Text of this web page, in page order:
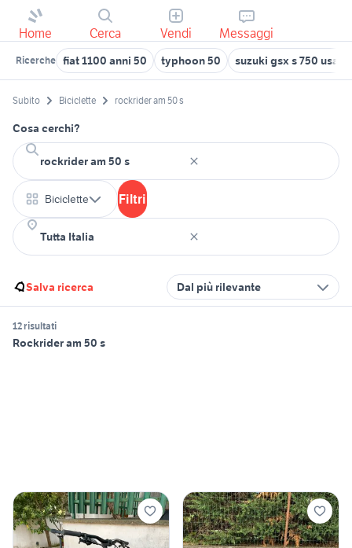
Home Cerca Vendi Messaggi
Ricerche fiat 1100 anni 50 typhoon 50 suzuki gsx s 750 usata
Subito Biciclette rockrider am 50 s
Cosa cerchi?
Biciclette Filtri
Salva ricerca Dal più rilevante
12 risultati
Rockrider am 50 s